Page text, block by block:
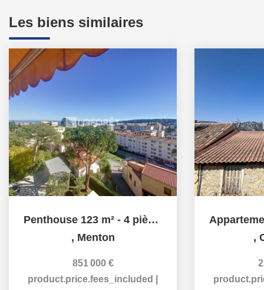
Les biens similaires
Penthouse 123 m² - 4 pièces - garage- vue mer
, Menton
851 000 €
product.price.fees_included
,